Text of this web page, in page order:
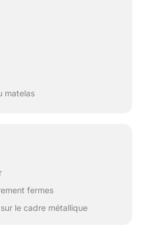
matelas
fermes
le cadre métallique